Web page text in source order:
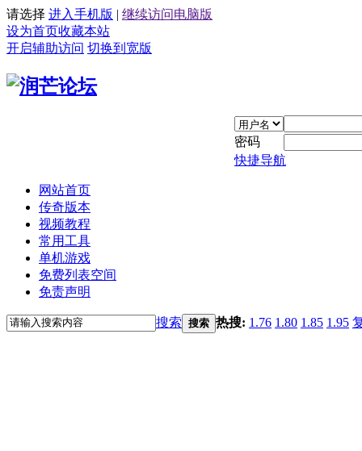
请选择 进入手机版 | 继续访问电脑版
设为首页收藏本站
开启辅助访问 切换到宽版
密码
快捷导航
网站首页
传奇版本
视频教程
常用工具
单机游戏
免费列表空间
免责声明
搜索 搜索 热搜: 1.76 1.80 1.85 1.95